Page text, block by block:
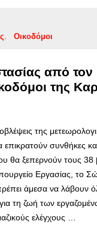
Οικοδόμοι
από
της
της
επικρατούν συνθήκες
θα ξεπερνούν τους
Εργασίας, το
άμεσα να λάβουν
τη ζωή των
ελέγχους …